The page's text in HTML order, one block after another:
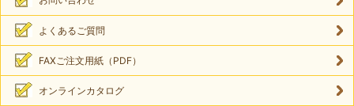
よくあるご質問
FAXご注文用紙（PDF）
オンラインカタログ